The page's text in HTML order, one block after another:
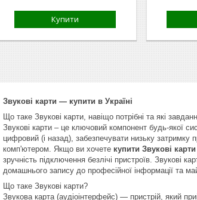
Купити
Звукові карти — купити в Україні
Що таке Звукові карти, навіщо потрібні та які
Звукові карти – це ключовий компонент будь-якої
цифровий (і назад), забезпечувати низьку затримку
комп'ютером. Якщо ви хочете купити Звукові карти
зручність підключення безлічі пристроїв. Звукові
домашнього запису до професійної інформації та
Що таке Звукові карти?
Звукова карта (аудіоінтерфейс) — пристрій, який